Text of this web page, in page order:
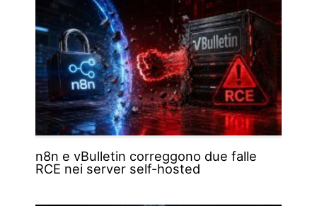
n8n e vBulletin correggono due falle
RCE nei server self-hosted